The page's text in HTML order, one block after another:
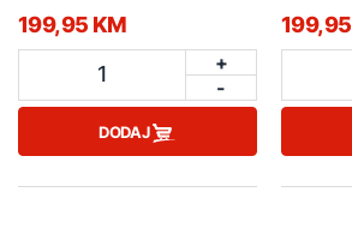
199,95 KM
1
+
-
DODAJ